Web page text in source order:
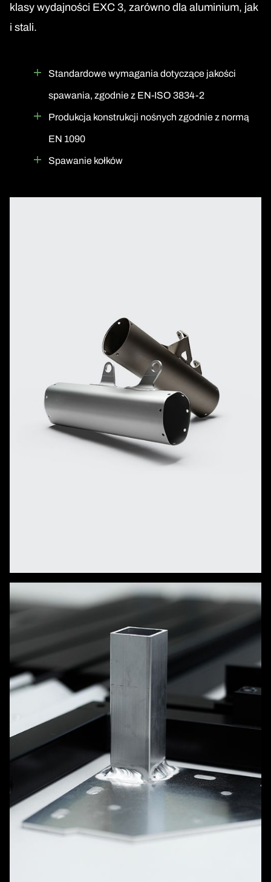
klasy wydajności EXC 3, zarówno dla aluminium, jak
i stali.
Standardowe wymagania dotyczące jakości
spawania, zgodnie z EN-ISO 3834-2
Produkcja konstrukcji nośnych zgodnie z normą
EN 1090
Spawanie kołków